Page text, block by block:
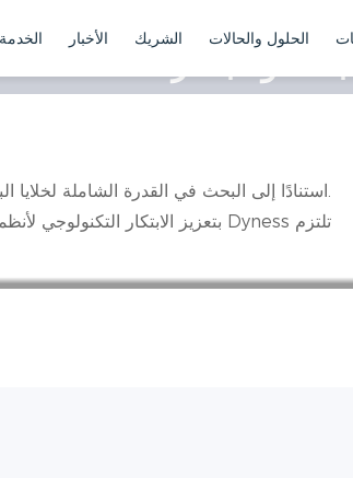
الحلول والحالات الشريك الأخبار الخدمة
والابتكار
.استنادًا إلى البحث في القدرة الشاملة لخلايا
تلتزم Dyness بتعزيز الابتكار التكنولوجي لأنظمة تخزين الطاقة الأكثر أمانًا وكفاءة ومرونة